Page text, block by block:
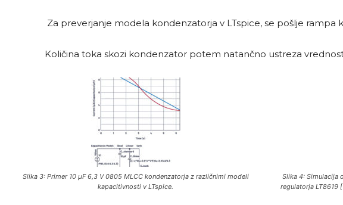
Za preverjanje modela kondenzatorja v LTspice, se pošlje
Količina toka skozi kondenzator potem natančno ustreza
Slika 3: Primer 10 µF 6,3 V 0805 MLCC kondenzatorja z različnimi modeli
kapacitivnosti v LTspice.
Slika 4: Simulacija
regulatorja LT8619